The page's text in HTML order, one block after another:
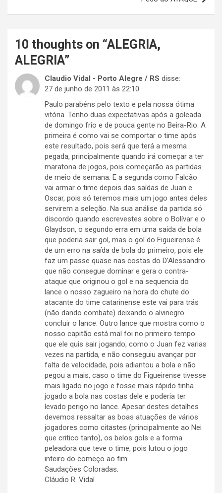
10 thoughts on “ALEGRIA,
ALEGRIA”
Claudio Vidal - Porto Alegre / RS disse:
27 de junho de 2011 às 22:10
Paulo parabéns pelo texto e pela nossa ótima
vitória. Tenho duas expectativas após a goleada
de domingo frio e de pouca gente no Beira-Rio. A
primeira é como vai se comportar o time após
este resultado, pois será que terá a mesma
pegada, principalmente quando irá começar a ter
maratona de jogos, pois começarão as partidas
de meio de semana. E a segunda como Falcão
vai armar o time depois das saídas de Juan e
Oscar, pois só teremos mais um jogo antes deles
servirem a seleção. Na sua análise da partida só
discordo quando escrevestes sobre o Bolívar e o
Glaydson, o segundo erra em uma saída de bola
que poderia sair gol, mas o gol do Figueirense é
de um erro na saída de bola do primeiro, pois ele
faz um passe quase nas costas do D’Alessandro
que não consegue dominar e gera o contra-
ataque que originou o gol e na sequencia do
lance o nosso zagueiro na hora do chute do
atacante do time catarinense este vai para trás
(não dando combate) deixando o alvinegro
concluir o lance. Outro lance que mostra como o
nosso capitão está mal foi no primeiro tempo
que ele quis sair jogando, como o Juan fez varias
vezes na partida, e não conseguiu avançar por
falta de velocidade, pois adiantou a bola e não
pegou a mais, caso o time do Figueirense tivesse
mais ligado no jogo e fosse mais rápido tinha
jogado a bola nas costas dele e poderia ter
levado perigo no lance. Apesar destes detalhes
devemos ressaltar as boas atuações de vários
jogadores como citastes (principalmente ao Nei
que critico tanto), os belos gols e a forma
peleadora que teve o time, pois lutou o jogo
inteiro do começo ao fim.
Saudações Coloradas.
Cláudio R. Vidal